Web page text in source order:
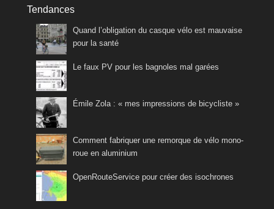
Tendances
Quand l’obligation du casque vélo est mauvaise
pour la santé
Le faux PV pour les bagnoles mal garées
Émile Zola : « mes impressions de bicycliste »
Comment fabriquer une remorque de vélo mono-
roue en aluminium
OpenRouteService pour créer des isochrones